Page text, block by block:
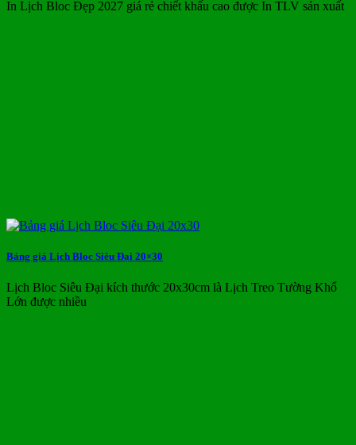
In Lịch Bloc Đẹp 2027 giá rẻ chiết khấu cao được In TLV sản xuất
Bảng giá Lịch Bloc Siêu Đại 20×30
Lịch Bloc Siêu Đại kích thước 20x30cm là Lịch Treo Tường Khổ
Lớn được nhiều